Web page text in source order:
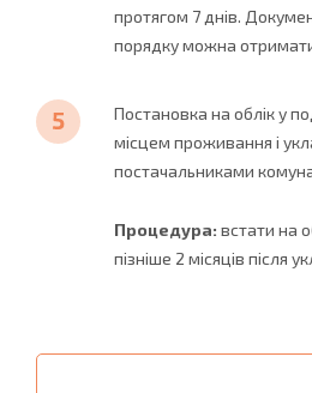
протягом 7 днів.
порядку можна
Постановка на облік у
місцем проживання і
постачальниками
Процедура: встати на
пізніше 2 місяців після